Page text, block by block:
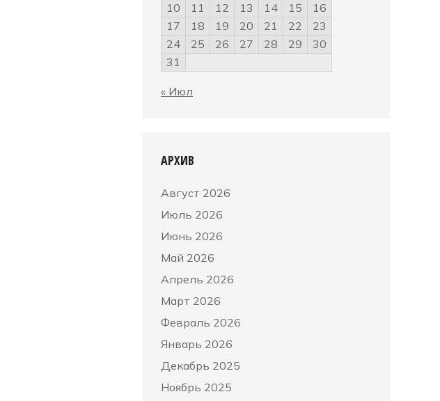
10
11 12 13 14 15
16
17
18 19 20 21 22
23
24
25 26 27 28 29
30
31
« Июл
АРХИВ
Август 2026
Июль 2026
Июнь 2026
Май 2026
Апрель 2026
Март 2026
Февраль 2026
Январь 2026
Декабрь 2025
Ноябрь 2025